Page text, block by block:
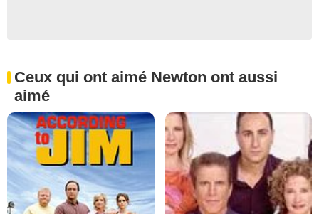
Ceux qui ont aimé Newton ont aussi
aimé